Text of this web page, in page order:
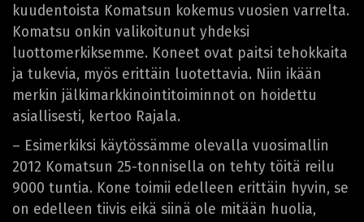
kuudentoista Komatsun kokemus vuosien varrelta.
Komatsu onkin valikoitunut yhdeksi
luottomerkiksemme. Koneet ovat paitsi tehokkaita
ja tukevia, myös erittäin luotettavia. Niin ikään
merkin jälkimarkkinointitoiminnot on hoidettu
asiallisesti, kertoo Rajala.
– Esimerkiksi käytössämme olevalla vuosimallin
2012 Komatsun 25-tonnisella on tehty töitä reilu
9000 tuntia. Kone toimii edelleen erittäin hyvin, se
on edelleen tiivis eikä siinä ole mitään huolia,